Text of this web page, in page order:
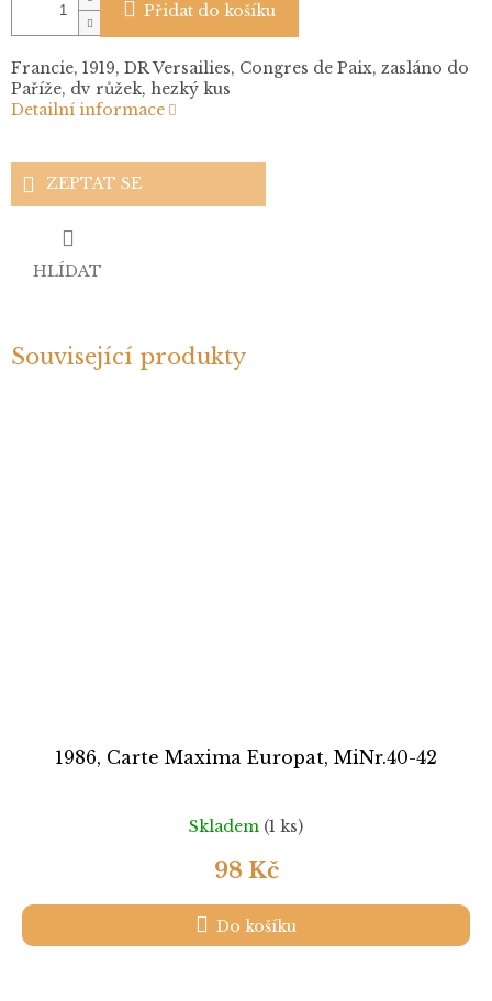
Přidat do košíku
Francie, 1919, DR Versailies, Congres de Paix, zasláno do
Paříže, dv růžek, hezký kus
Detailní informace
ZEPTAT SE
HLÍDAT
Související produkty
1986, Carte Maxima Europat, MiNr.40-42
Skladem (1 ks)
98 Kč
Do košíku